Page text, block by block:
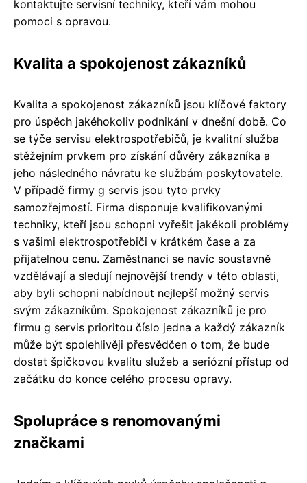
kontaktujte servisní techniky, kteří vám mohou
pomoci s opravou.
Kvalita a spokojenost zákazníků
Kvalita a spokojenost zákazníků jsou klíčové faktory
pro úspěch jakéhokoliv podnikání v dnešní době. Co
se týče servisu elektrospotřebičů, je kvalitní služba
stěžejním prvkem pro získání důvěry zákazníka a
jeho následného návratu ke službám poskytovatele.
V případě firmy g servis jsou tyto prvky
samozřejmostí. Firma disponuje kvalifikovanými
techniky, kteří jsou schopni vyřešit jakékoli problémy
s vašimi elektrospotřebiči v krátkém čase a za
přijatelnou cenu. Zaměstnanci se navíc soustavně
vzdělávají a sledují nejnovější trendy v této oblasti,
aby byli schopni nabídnout nejlepší možný servis
svým zákazníkům. Spokojenost zákazníků je pro
firmu g servis prioritou číslo jedna a každý zákazník
může být spolehlivěji přesvědčen o tom, že bude
dostat špičkovou kvalitu služeb a seriózní přístup od
začátku do konce celého procesu opravy.
Spolupráce s renomovanými
značkami